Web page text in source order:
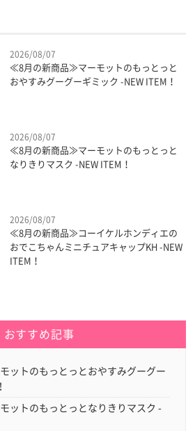
2026/08/07
≪8月の新商品≫マーモットのもっとっと
おやすみグーグーギミック -NEW ITEM！
2026/08/07
≪8月の新商品≫マーモットのもっとっと
なりきりマスク -NEW ITEM！
2026/08/07
≪8月の新商品≫コーイケルホンディエの
おでこちゃんミニチュアキャップKH -NEW
ITEM！
おすすめ記事
ットのもっとっとおやすみグーグー
ットのもっとっとなりきりマスク -